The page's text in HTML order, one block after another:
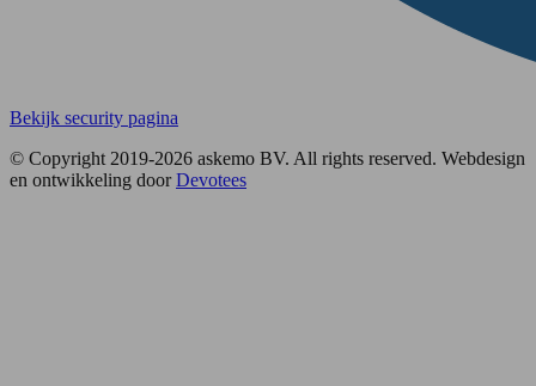
Bekijk security pagina
© Copyright 2019-2026 askemo BV. All rights reserved. Webdesign
en ontwikkeling doorDevotees